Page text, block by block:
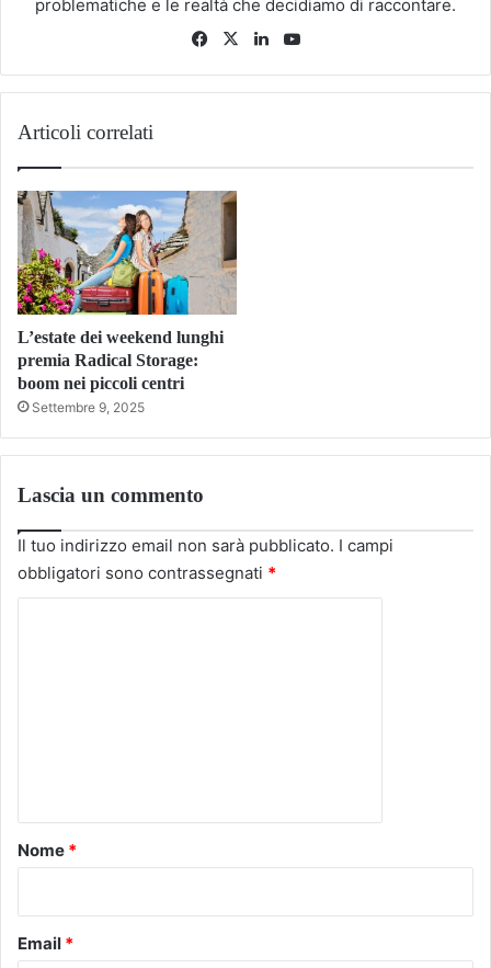
problematiche e le realtà che decidiamo di raccontare.
Facebook
X LinkedIn
Articoli correlati
L’estate dei weekend lunghi
premia Radical Storage:
boom nei piccoli centri
Settembre 9, 2025
Lascia un commento
Il tuo indirizzo email non sarà pubblicato. I campi
obbligatori sono contrassegnati *
o
Nome *
Email *